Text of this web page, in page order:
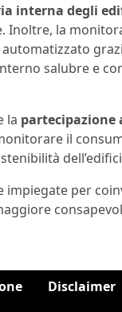
interna degli
Inoltre, la
salubre e
la
il
impiegate per
Disclaimer